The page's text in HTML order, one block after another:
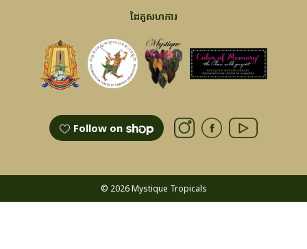
ដៃគូសហការ
Follow on
© 2026 Mystique Tropicals